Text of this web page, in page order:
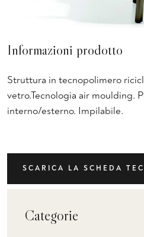
Informazioni prodotto
Struttura in tecnopolimero
vetro.Tecnologia air moulding.
interno/esterno. Impilabile.
SCARICA LA SCHEDA
Categorie